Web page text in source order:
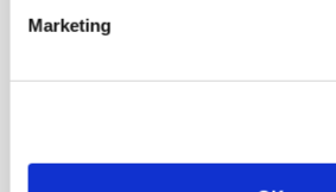
Marketing